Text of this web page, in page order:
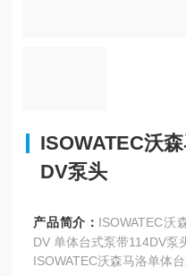
ISOWATEC沃
DV泵头
产品简介： ISOWATEC沃森马洛 120F/DV /
DV 单体台式泵带114DV泵
ISOWATEC沃森马洛单体